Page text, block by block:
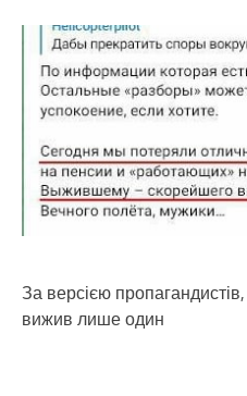
За версією
вижив лише один